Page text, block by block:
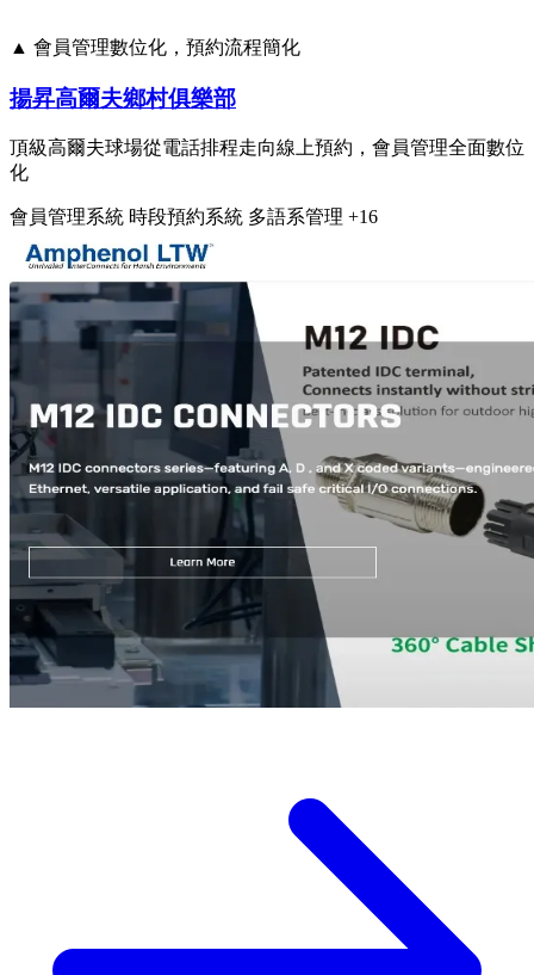
▲ 會員管理數位化，預約流程簡化
揚昇高爾夫鄉村俱樂部
頂級高爾夫球場從電話排程走向線上預約，會員管理全面數位
化
會員管理系統 時段預約系統 多語系管理 +16